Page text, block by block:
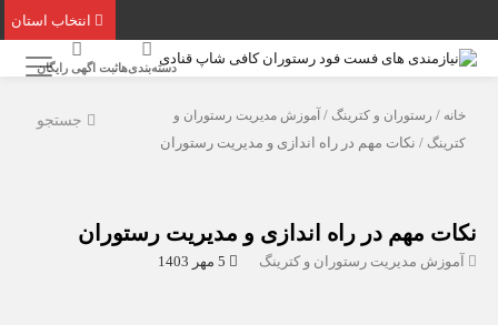
انتخاب استان
دسته‌بندی‌هاثبت اگهی رایگان
جستجو خانه/رستوران و کترینگ/آموزش مدیریت رستوران و
کترینگ/ نکات مهم در راه اندازی و مدیریت رستوران
نکات مهم در راه اندازی و مدیریت رستوران
آموزش مدیریت رستوران و کترینگ 5 مهر 1403